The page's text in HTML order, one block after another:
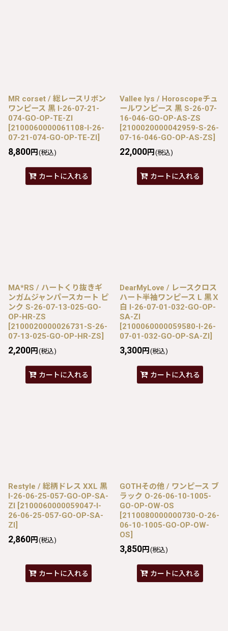
MR corset / 総レースリボン
ワンピース 黒 I-26-07-21-
074-GO-OP-TE-ZI
[2100060000061108-I-26-
07-21-074-GO-OP-TE-ZI]
8,800円 (税込)
カートに入れる
Vallee lys / Horoscopeチュ
ールワンピース 黒 S-26-07-
16-046-GO-OP-AS-ZS
[2100020000042959-S-26-
07-16-046-GO-OP-AS-ZS]
22,000円 (税込)
カートに入れる
MA*RS / ハートくり抜きギ
ンガムジャンパースカート ピ
ンク S-26-07-13-025-GO-
OP-HR-ZS
[2100020000026731-S-26-
07-13-025-GO-OP-HR-ZS]
2,200円 (税込)
カートに入れる
DearMyLove / レースクロス
ハート半袖ワンピース L 黒Ｘ
白 I-26-07-01-032-GO-OP-
SA-ZI
[2100060000059580-I-26-
07-01-032-GO-OP-SA-ZI]
3,300円 (税込)
カートに入れる
Restyle / 総柄ドレス XXL 黒
I-26-06-25-057-GO-OP-SA-
ZI [2100060000059047-I-
26-06-25-057-GO-OP-SA-
ZI]
2,860円 (税込)
カートに入れる
GOTHその他 / ワンピース ブ
ラック O-26-06-10-1005-
GO-OP-OW-OS
[2110080000000730-O-26-
06-10-1005-GO-OP-OW-
OS]
3,850円 (税込)
カートに入れる